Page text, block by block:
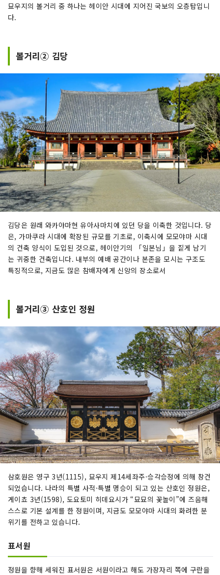
묘우지의 볼거리 중 하나는 헤이안 시대에 지어진 국보의 오층탑입니
다.
볼거리② 김당
김당은 원래 와카야마현 유아사마치에 있던 당을 이축한 것입니다. 당
은, 가마쿠라 시대에 확장된 규모를 기초로, 이축시에 모모야마 시대
의 건축 양식이 도입된 것으로, 헤이안기의 「일본님」을 짙게 남기
는 귀중한 건축입니다. 내부의 예배 공간이나 본존을 모시는 구조도
특징적으로, 지금도 많은 참배자에게 신앙의 장소로서
볼거리③ 산호인 정원
삼호원은 영구 3년(1115), 묘우지 제14세좌주·승각승정에 의해 창건
되었습니다. 나라의 특별 사적·특별 명승이 되고 있는 산호인 정원은,
게이쵸 3년(1598), 도요토미 히데요시가 “묘묘의 꽃놀이”에 즈음해
스스로 기본 설계를 한 정원이며, 지금도 모모야마 시대의 화려한 분
위기를 전하고 있습니다.
표서원
정원을 향해 세워진 표서원은 서원이라고 해도 가장자리 쪽에 구란을